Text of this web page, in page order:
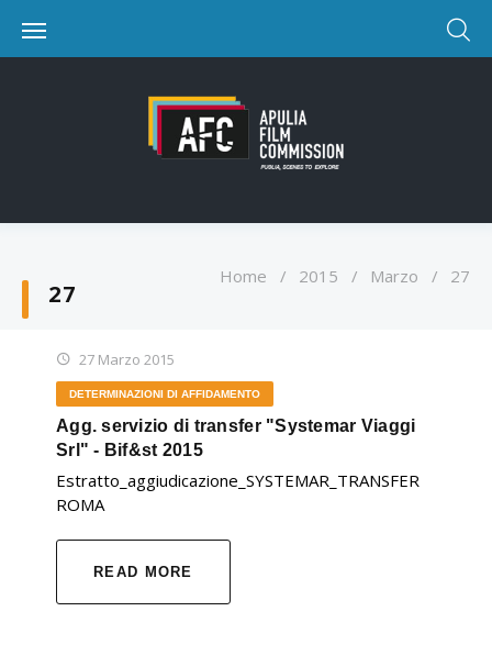
27
Home / 2015 / Marzo / 27
27 Marzo 2015
DETERMINAZIONI DI AFFIDAMENTO
Agg. servizio di transfer "Systemar Viaggi
Srl" - Bif&st 2015
Estratto_aggiudicazione_SYSTEMAR_TRANSFER
ROMA
READ MORE